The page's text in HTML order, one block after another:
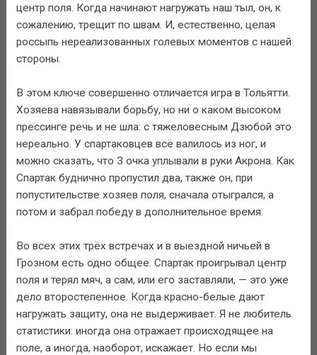
центр поля. Когда начинают нагружать наш тыл, он, к
сожалению, трещит по швам. И, естественно, целая
россыпь нереализованных голевых моментов с нашей
стороны.
В этом ключе совершенно отличается игра в Тольятти.
Хозяева навязывали борьбу, но ни о каком высоком
прессинге речь и не шла: с тяжеловесным Дзюбой это
нереально. У спартаковцев всё валилось из ног, и
можно сказать, что 3 очка уплывали в руки Акрона. Как
Спартак буднично пропустил два, также он, при
попустительстве хозяев поля, сначала отыгрался, а
потом и забрал победу в дополнительное время.
Во всех этих трёх встречах и в выездной ничьей в
Грозном есть одно общее. Спартак проигрывал центр
поля и терял мяч, а сам, или его заставляли, — это уже
дело второстепенное. Когда красно-белые дают
нагружать защиту, она не выдерживает. Я не любитель
статистики: иногда она отражает происходящее на
поле, а иногда, наоборот, искажает. Но если мы